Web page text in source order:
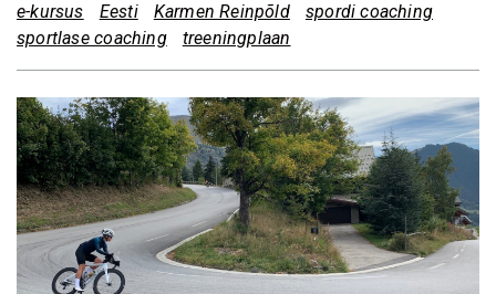
e-kursus
Eesti Karmen Reinpõld
spordi coaching
sportlase coaching
treeningplaan